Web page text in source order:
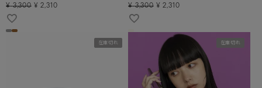
¥ 3,300 ¥ 2,310 ¥ 3,300 ¥ 2,310
在庫切れ 在庫切れ